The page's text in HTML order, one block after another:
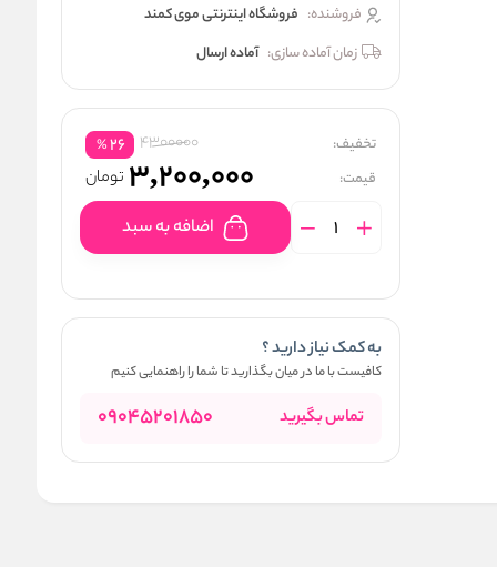
فروشنده: فروشگاه اینترنتی موی کمند
زمان آماده سازی: آماده ارسال
تخفیف: 4300000
26
%
قیمت: 3,200,000 تومان
اضافه به سبد
به کمک نیاز دارید ؟
کافیست با ما در میان بگذارید تا شما را راهنمایی کنیم
تماس بگیرید 09045201850